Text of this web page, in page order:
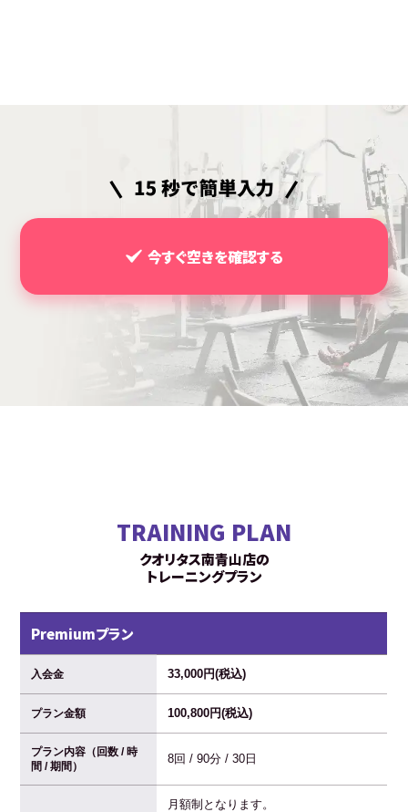
今すぐ空きを確認する
TRAINING PLAN
クオリタス南青山店の
トレーニングプラン
Premiumプラン
入会金 33,000円(税込)
プラン金額 100,800円(税込)
プラン内容（回数 / 時
間 / 期間）
8回 / 90分 / 30日
月額制となります。